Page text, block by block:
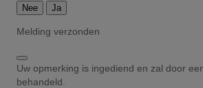
Nee Ja
Melding verzonden
Uw opmerking is ingediend en zal door
behandeld.